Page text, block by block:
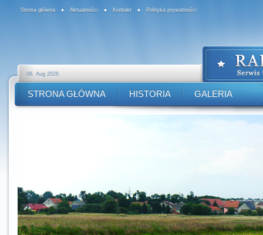
Strona główna Aktualności Kontakt Polityka prywatności
06. Aug 2026
STRONA GŁÓWNA HISTORIA GALERIA